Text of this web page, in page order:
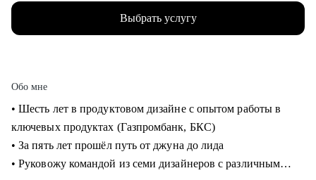
Выбрать услугу
Обо мне
• Шесть лет в продуктовом дизайне с опытом работы в
ключевых продуктах (Газпромбанк, БКС)
• За пять лет прошёл путь от джуна до лида
• Руковожу командой из семи дизайнеров с различным